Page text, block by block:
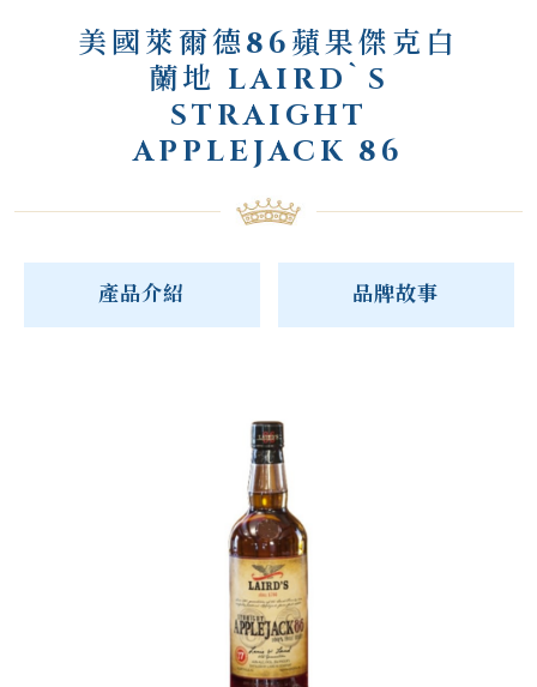
美國萊爾德86蘋果傑克白
蘭地 LAIRD`S
STRAIGHT
APPLEJACK 86
產品介紹 品牌故事